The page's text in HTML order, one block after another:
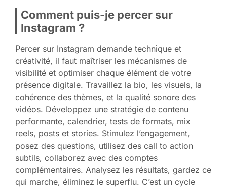
Comment puis-je percer sur
Instagram ?
Percer sur Instagram demande technique et
créativité, il faut maîtriser les mécanismes de
visibilité et optimiser chaque élément de votre
présence digitale. Travaillez la bio, les visuels, la
cohérence des thèmes, et la qualité sonore des
vidéos. Développez une stratégie de contenu
performante, calendrier, tests de formats, mix
reels, posts et stories. Stimulez l’engagement,
posez des questions, utilisez des call to action
subtils, collaborez avec des comptes
complémentaires. Analysez les résultats, gardez ce
qui marche, éliminez le superflu. C’est un cycle